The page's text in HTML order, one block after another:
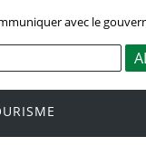
avec le